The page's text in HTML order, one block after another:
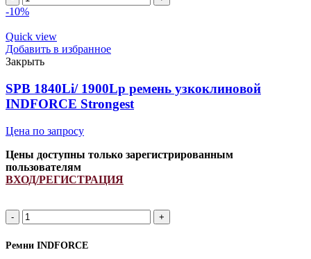
2887Li/
ремень
узкоклиновой
INDFORCE
Strongest
quantity
-10%
Quick view
Добавить в избранное
Закрыть
SPB 1840Li/ 1900Lp ремень узкоклиновой
INDFORCE Strongest
Цена по запросу
Цены доступны только зарегистрированным
пользователям
ВХОД/РЕГИСТРАЦИЯ
SPB
1840Li/
1900Lp
ремень
Ремни INDFORCE